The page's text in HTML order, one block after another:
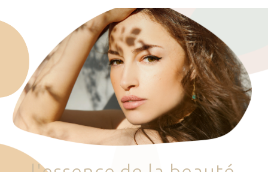
Soins
Je veux faire un bon cadeau
Plan d’accès
Prendre RDV